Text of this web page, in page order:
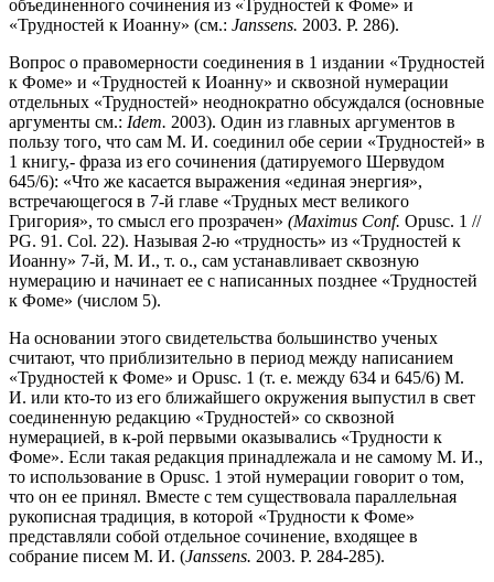
объединенного сочинения из «Трудностей к Фоме» и
«Трудностей к Иоанну» (см.: Janssens. 2003. P. 286).
Вопрос о правомерности соединения в 1 издании «Трудностей
к Фоме» и «Трудностей к Иоанну» и сквозной нумерации
отдельных «Трудностей» неоднократно обсуждался (основные
аргументы см.: Idem. 2003). Один из главных аргументов в
пользу того, что сам М. И. соединил обе серии «Трудностей» в
1 книгу,- фраза из его сочинения (датируемого Шервудом
645/6): «Что же касается выражения «единая энергия»,
встречающегося в 7-й главе «Трудных мест великого
Григория», то смысл его прозрачен» (Maximus Conf. Оpusc. 1 //
PG. 91. Col. 22). Называя 2-ю «трудность» из «Трудностей к
Иоанну» 7-й, М. И., т. о., сам устанавливает сквозную
нумерацию и начинает ее с написанных позднее «Трудностей
к Фоме» (числом 5).
На основании этого свидетельства большинство ученых
считают, что приблизительно в период между написанием
«Трудностей к Фоме» и Opusc. 1 (т. е. между 634 и 645/6) М.
И. или кто-то из его ближайшего окружения выпустил в свет
соединенную редакцию «Трудностей» со сквозной
нумерацией, в к-рой первыми оказывались «Трудности к
Фоме». Если такая редакция принадлежала и не самому М. И.,
то использование в Оpusc. 1 этой нумерации говорит о том,
что он ее принял. Вместе с тем существовала параллельная
рукописная традиция, в которой «Трудности к Фоме»
представляли собой отдельное сочинение, входящее в
собрание писем М. И. (Janssens. 2003. P. 284-285).